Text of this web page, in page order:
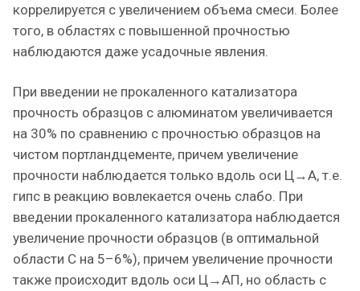
коррелируется с увеличением объема смеси. Более
того, в областях с повышенной прочностью
наблюдаются даже усадочные явления.
При введении не прокаленного катализатора
прочность образцов с алюминатом увеличивается
на 30% по сравнению с прочностью образцов на
чистом портландцементе, причем увеличение
прочности наблюдается только вдоль оси Ц→А, т.е.
гипс в реакцию вовлекается очень слабо. При
введении прокаленного катализатора наблюдается
увеличение прочности образцов (в оптимальной
области С на 5–6%), причем увеличение прочности
также происходит вдоль оси Ц→АП, но область с